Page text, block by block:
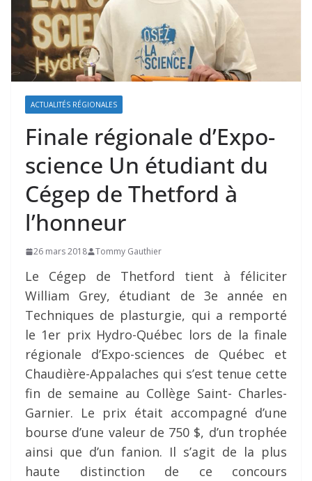
ACTUALITÉS RÉGIONALES
Finale régionale d’Expo-
science Un étudiant du
Cégep de Thetford à
l’honneur
26 mars 2018 Tommy Gauthier
Le Cégep de Thetford tient à féliciter
William Grey, étudiant de 3e année en
Techniques de plasturgie, qui a remporté
le 1er prix Hydro-Québec lors de la finale
régionale d’Expo-sciences de Québec et
Chaudière-Appalaches qui s’est tenue cette
fin de semaine au Collège Saint- Charles-
Garnier. Le prix était accompagné d’une
bourse d’une valeur de 750 $, d’un trophée
ainsi que d’un fanion. Il s’agit de la plus
haute distinction de ce concours